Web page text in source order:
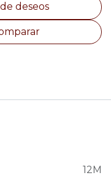
deseos
12M